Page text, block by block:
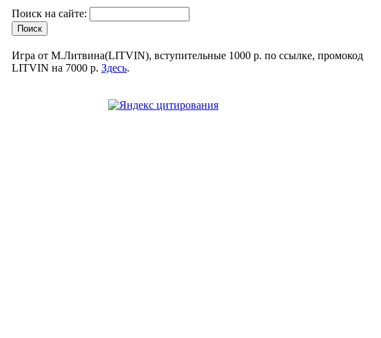
Поиск на сайте:
Игра от М.Литвина(LITVIN), вступительные 1000 р. по ссылке, промокод
LITVIN на 7000 р. Здесь.